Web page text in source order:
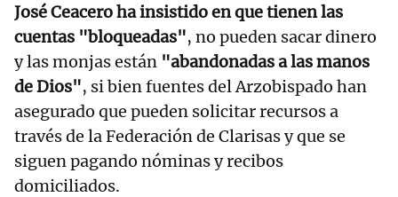
José Ceacero ha insistido en que tienen las
cuentas "bloqueadas", no pueden sacar dinero
y las monjas están "abandonadas a las manos
de Dios", si bien fuentes del Arzobispado han
asegurado que pueden solicitar recursos a
través de la Federación de Clarisas y que se
siguen pagando nóminas y recibos
domiciliados.